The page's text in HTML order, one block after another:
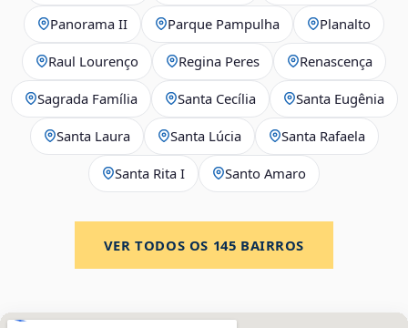
Panorama II Parque Pampulha Planalto
Raul Lourenço Regina Peres Renascença
Sagrada Família Santa Cecília Santa Eugênia
Santa Laura Santa Lúcia Santa Rafaela
Santa Rita I Santo Amaro
VER TODOS OS 145 BAIRROS